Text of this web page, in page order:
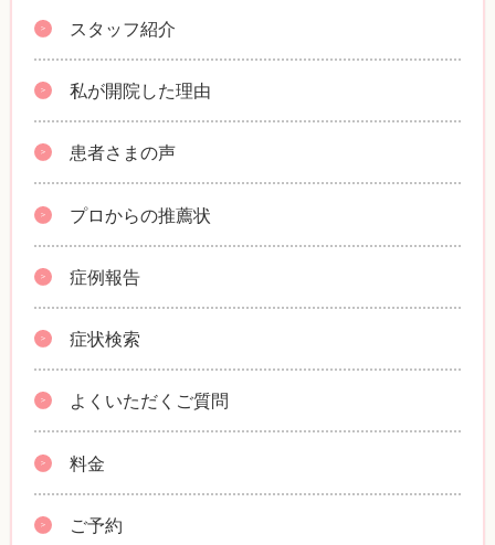
スタッフ紹介
私が開院した理由
患者さまの声
プロからの推薦状
症例報告
症状検索
よくいただくご質問
料金
ご予約